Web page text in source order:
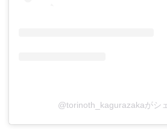
@torinoth_kagurazakaがシ